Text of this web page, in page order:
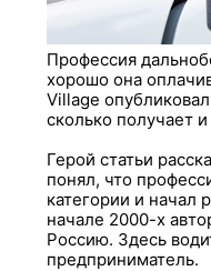
Профессия
хорошо она
Village
сколько получает
Герой статьи
понял, что
категории и начал
начале 2000-х
Россию. Здесь
предприниматель.